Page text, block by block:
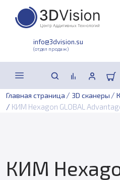
info@3dvision.su
(отдел продаж)
Главная страница / 3D сканеры /
/ КИМ Hexagon GLOBAL
КИМ